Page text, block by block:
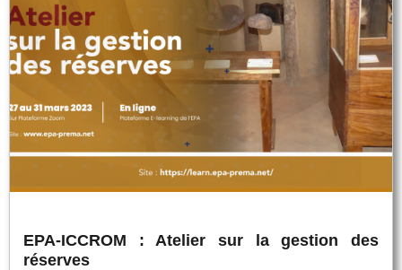
EPA-ICCROM : Atelier sur la gestion des
réserves